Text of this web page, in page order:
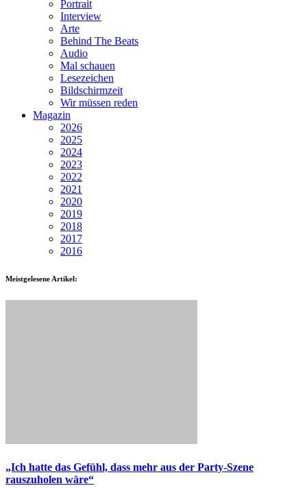
Portrait
Interview
Arte
Behind The Beats
Audio
Mal schauen
Lesezeichen
Bildschirmzeit
Wir müssen reden
Magazin
2026
2025
2024
2023
2022
2021
2020
2019
2018
2017
2016
Meistgelesene Artikel:
„Ich hatte das Gefühl, dass mehr aus der Party-Szene
rauszuholen wäre“